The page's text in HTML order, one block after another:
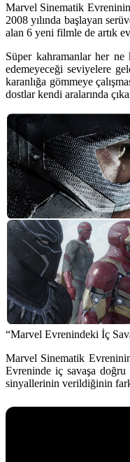
Marvel Sinematik
2008 yılında başlayan
alan 6 yeni filmle de artık
Süper kahramanlar her ne
edemeyeceği seviyelere
karanlığa gömmeye
dostlar kendi aralarında
“Marvel Evrenindeki İç
Marvel Sinematik
Evreninde iç savaşa doğru
sinyallerinin verildiğinin